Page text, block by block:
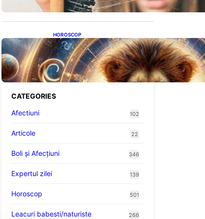
HOROSCOP
Portalul Leului 8/8:
Oportunități de Abundență
pentru Cinci Zodii în 2026
CATEGORIES
Afectiuni
102
Articole 22
Boli și Afecțiuni 346
Expertul zilei 139
Horoscop 501
Leacuri babesti/naturiste 266